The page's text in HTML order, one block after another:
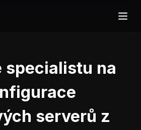
specialistu na
serverů z